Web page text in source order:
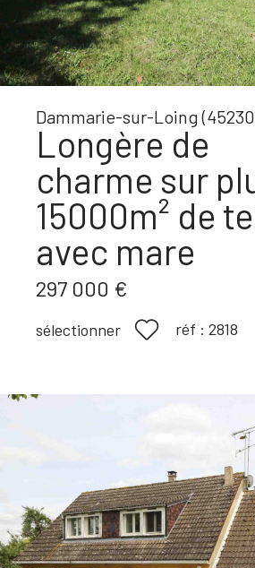
Dammarie-sur-Loing
Longère de
charme sur
15000m² de
avec mare
297 000 €
sélectionner réf :2818